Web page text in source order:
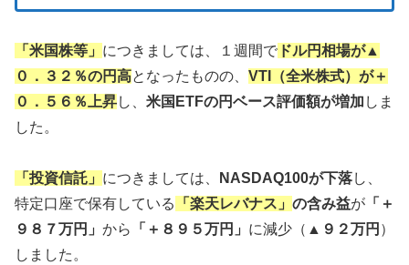
「米国株等」 につきましては、１週間で ドル円相場が▲
０．３２％の円高となったものの、 VTI（全米株式）が＋
０．５６％上昇し、 米国ETFの円ベース評価額が増加 しま
した。
「投資信託」 につきましては、 NASDAQ100が下落し、
特定口座で保有している
「楽天レバナス」 の含み益が 「＋
９８７万円」 から 「＋８９５万円」 に減少（ ▲９２万円 ）
しました。